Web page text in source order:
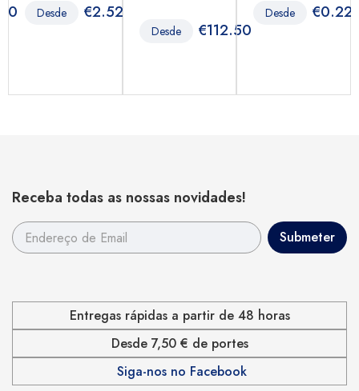
Desde €2.52
Desde €112.50
Desde €0.22
Receba todas as nossas novidades!
Entregas rápidas a partir de 48 horas
Desde 7,50 € de portes
Siga-nos no Facebook